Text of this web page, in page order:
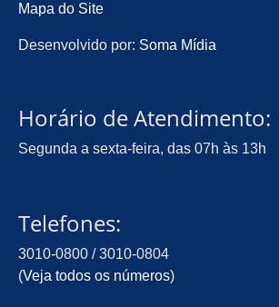
Mapa do Site
Desenvolvido por: Soma Mídia
Horário de Atendimento:
Segunda a sexta-feira, das 07h às 13h
Telefones:
3010-0800 / 3010-0804
(Veja todos os números)